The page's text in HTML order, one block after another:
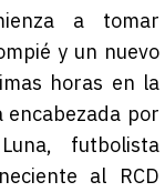
a tomar
y un nuevo
horas en la
por
futbolista
al RCD